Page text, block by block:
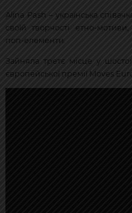
Alina Pash – українська
своїй творчості етно-
поп-елементи.
Зайняла третє місце у
європейської премії Moves